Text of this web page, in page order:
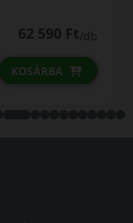
62 590 Ft/db
KOSÁRBA